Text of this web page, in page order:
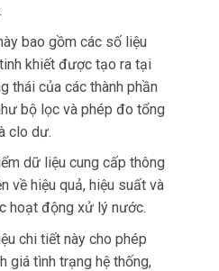
bao gồm các số liệu
khiết được tạo ra tại
thái của các thành phần
bộ lọc và phép đo tổng
clo dư.
dữ liệu cung cấp thông
về hiệu quả, hiệu suất và
hoạt động xử lý nước.
chi tiết này cho phép
giá tình trạng hệ thống,